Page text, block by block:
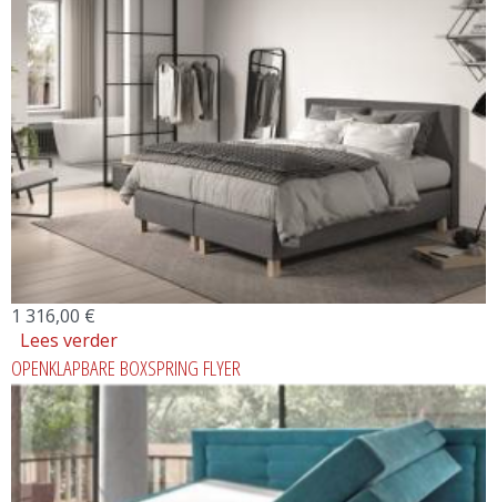
1 316,00 €
Lees verder
OPENKLAPBARE BOXSPRING FLYER